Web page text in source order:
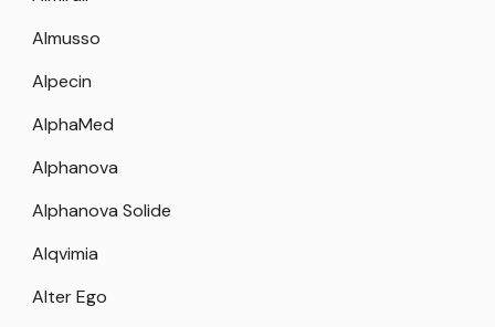
Almusso
Alpecin
AlphaMed
Alphanova
Alphanova Solide
Alqvimia
Alter Ego